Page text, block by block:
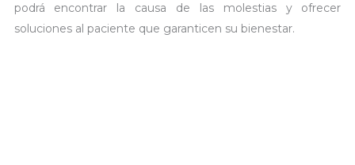
podrá encontrar la causa de las molestias y ofrecer
soluciones al paciente que garanticen su bienestar.